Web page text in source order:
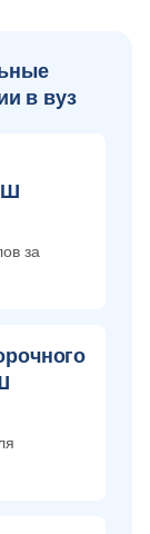
в вуз
за